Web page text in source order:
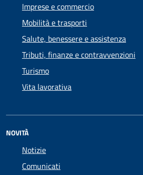
Imprese e commercio
Mobilità e trasporti
Salute, benessere e assistenza
Tributi, finanze e contravvenzioni
Turismo
Vita lavorativa
NOVITÀ
Notizie
Comunicati